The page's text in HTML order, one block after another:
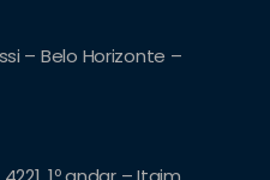
– Belo Horizonte –